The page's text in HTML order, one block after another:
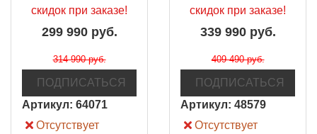
скидок при заказе!
299 990 руб.
314 990 руб.
ПОДПИСАТЬСЯ
Артикул: 64071
Отсутствует
скидок при заказе!
339 990 руб.
409 490 руб.
ПОДПИСАТЬСЯ
Артикул: 48579
Отсутствует